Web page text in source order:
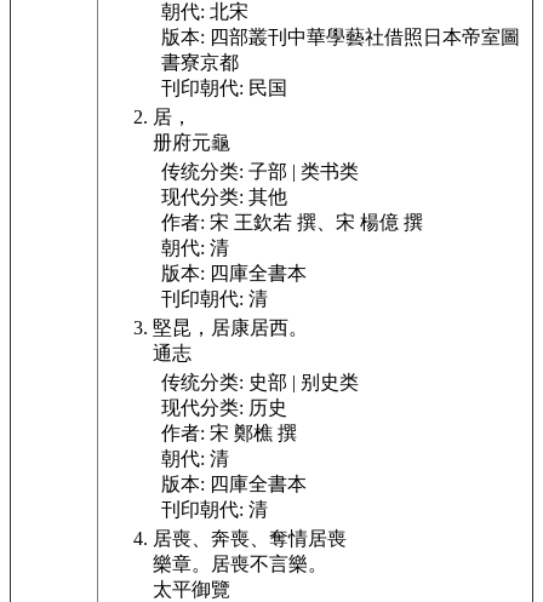
朝代: 北宋
版本: 四部叢刊中華學藝社借照日本帝室圖
書寮京都
刊印朝代: 民国
居，
册府元龜
传统分类: 子部 | 类书类
现代分类: 其他
作者: 宋 王欽若 撰、宋 楊億 撰
朝代: 清
版本: 四庫全書本
刊印朝代: 清
堅昆，居康居西。
通志
传统分类: 史部 | 别史类
现代分类: 历史
作者: 宋 鄭樵 撰
朝代: 清
版本: 四庫全書本
刊印朝代: 清
居喪、 奔喪、 奪情居喪
樂章。
居喪不言樂。
太平御覽